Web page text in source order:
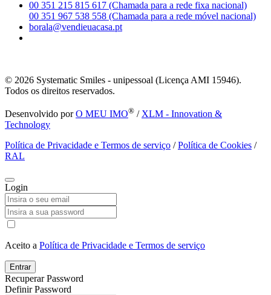
00 351 215 815 617 (Chamada para a rede fixa nacional)
00 351 967 538 558 (Chamada para a rede móvel nacional)
borala@vendieuacasa.pt
© 2026 Systematic Smiles - unipessoal (Licença AMI 15946).
Todos os direitos reservados.
Desenvolvido porO MEU IMO® / XLM - Innovation &
Technology
Política de Privacidade e Termos de serviço /Política de Cookies /
RAL
Login
Aceito a Política de Privacidade e Termos de serviço
Entrar
Recuperar Password
Definir Password